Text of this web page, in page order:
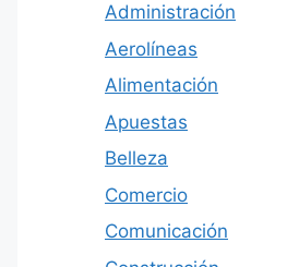
Administración
Aerolíneas
Alimentación
Apuestas
Belleza
Comercio
Comunicación